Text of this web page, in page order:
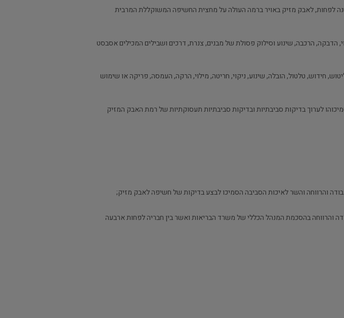
מזיק" – אדם החשוף עקב עבודתו החלקית או המלאה 200 שעות בשנה לפחות, לאבק מזיק באויר ברמה העולה על מחצית החשיפה המשוקללת המרבית
הדבקה, הרכבה, שינוע וסילוק פסולת של מבנים, צנרת, דרכים ושבילים המכילים אסבסט
חידוש, טלטול, הובלה, שינוע, ניקוי, חריטה, מילוי, הרקה, העמסה, פריקה או שימוש
לערוך בדיקות סביבתיות ובדיקות סביבתיות תעסוקתיות של רמת האבק המזיק
והרווחה בהסכמת המנהל הכללי של משרד הבריאות ואשר בין חבריה לפחות ארבעה